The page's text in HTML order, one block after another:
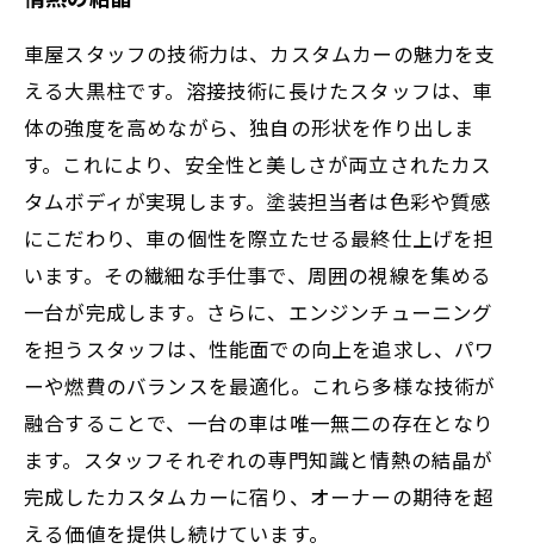
車屋スタッフの技術力は、カスタムカーの魅力を支
える大黒柱です。溶接技術に長けたスタッフは、車
体の強度を高めながら、独自の形状を作り出しま
す。これにより、安全性と美しさが両立されたカス
タムボディが実現します。塗装担当者は色彩や質感
にこだわり、車の個性を際立たせる最終仕上げを担
います。その繊細な手仕事で、周囲の視線を集める
一台が完成します。さらに、エンジンチューニング
を担うスタッフは、性能面での向上を追求し、パワ
ーや燃費のバランスを最適化。これら多様な技術が
融合することで、一台の車は唯一無二の存在となり
ます。スタッフそれぞれの専門知識と情熱の結晶が
完成したカスタムカーに宿り、オーナーの期待を超
える価値を提供し続けています。